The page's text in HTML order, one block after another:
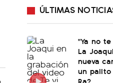
ÚLTIMAS
"Ya no
La
nueva
un palito
Ra?